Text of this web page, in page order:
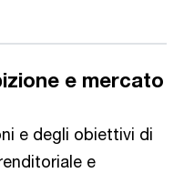
e mercato
e degli obiettivi di
e